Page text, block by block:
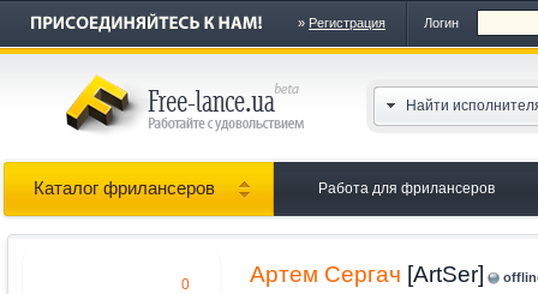
» Регистрация Логин
Найти
Каталог фрилансеров Работа для фрилансеров
0 Артем Сергач [ArtSer]